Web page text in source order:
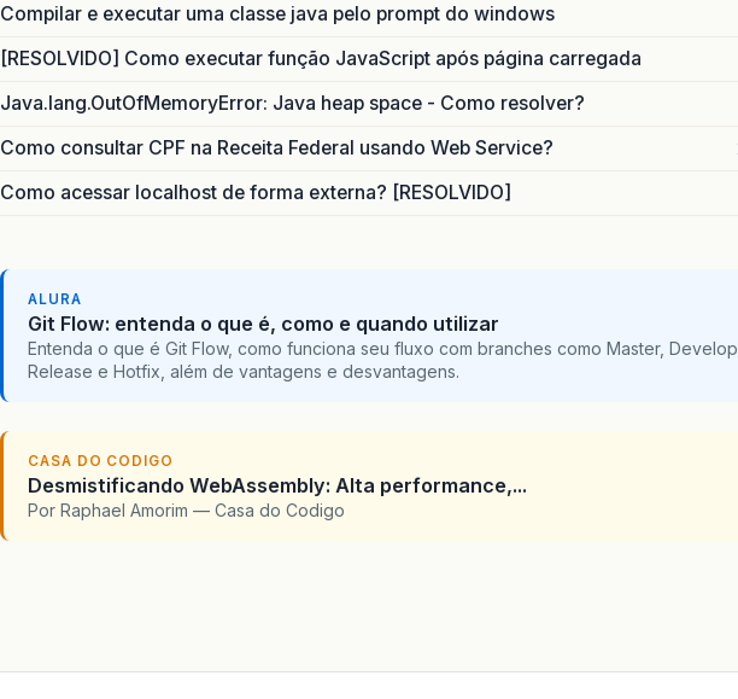
Compilar e executar uma classe java pelo prompt do windows
[RESOLVIDO] Como executar função JavaScript após página carregada
Java.lang.OutOfMemoryError: Java heap space - Como resolver?
Como consultar CPF na Receita Federal usando Web Service?
Como acessar localhost de forma externa? [RESOLVIDO]
ALURA
Git Flow: entenda o que é, como e quando utilizar
Entenda o que é Git Flow, como funciona seu fluxo com branches como Master,
Release e Hotfix, além de vantagens e desvantagens.
CASA DO CODIGO
Desmistificando WebAssembly: Alta performance,...
Por Raphael Amorim — Casa do Codigo